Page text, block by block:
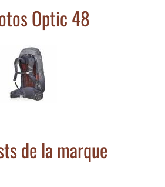
Optic 48
de la marque